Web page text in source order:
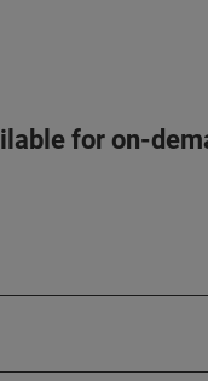
for on-